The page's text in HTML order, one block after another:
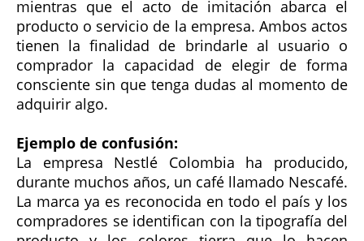
mientras que el acto de imitación abarca el
producto o servicio de la empresa. Ambos actos
tienen la finalidad de brindarle al usuario o
comprador la capacidad de elegir de forma
consciente sin que tenga dudas al momento de
adquirir algo.
Ejemplo de confusión:
La empresa Nestlé Colombia ha producido,
durante muchos años, un café llamado Nescafé.
La marca ya es reconocida en todo el país y los
compradores se identifican con la tipografía del